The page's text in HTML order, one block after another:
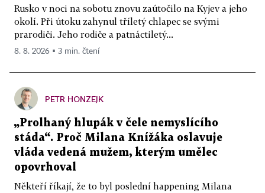
Rusko v noci na sobotu znovu zaútočilo na Kyjev a jeho
okolí. Při útoku zahynul tříletý chlapec se svými
prarodiči. Jeho rodiče a patnáctiletý...
8. 8. 2026 ▪ 3 min. čtení
PETR HONZEJK
„Prolhaný hlupák v čele nemyslícího
stáda“. Proč Milana Knížáka oslavuje
vláda vedená mužem, kterým umělec
opovrhoval
Někteří říkají, že to byl poslední happening Milana